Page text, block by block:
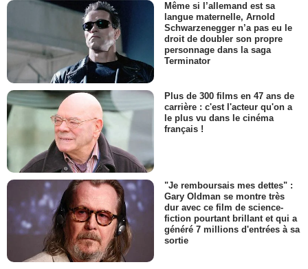
Même si l’allemand est sa
langue maternelle, Arnold
Schwarzenegger n’a pas eu le
droit de doubler son propre
personnage dans la saga
Terminator
Plus de 300 films en 47 ans de
carrière : c'est l'acteur qu'on a
le plus vu dans le cinéma
français !
"Je remboursais mes dettes" :
Gary Oldman se montre très
dur avec ce film de science-
fiction pourtant brillant et qui a
généré 7 millions d'entrées à sa
sortie